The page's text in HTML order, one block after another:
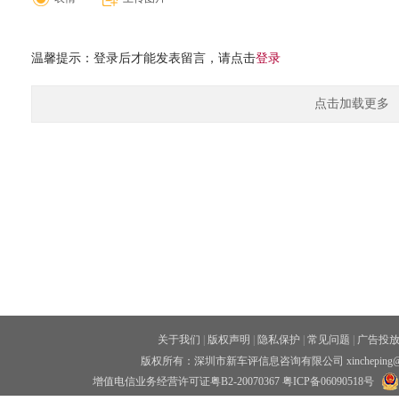
温馨提示：登录后才能发表留言，请点击登录
点击加载更多
关于我们 | 版权声明 | 隐私保护 | 常见问题 | 广告投放
版权所有：深圳市新车评信息咨询有限公司
增值电信业务经营许可证粤B2-20070367 粤ICP备06090518号